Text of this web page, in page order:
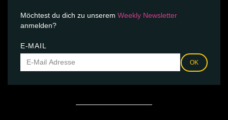
Möchtest du dich zu unserem Weekly Newsletter
anmelden?
E-MAIL
OK